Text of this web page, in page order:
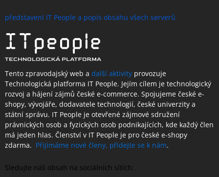
představení IT People a popis obsahu všech serverů
Tento zpravodajský web a další aktivity provozuje
Technologická platforma IT People. Jejím cílem je technologický
rozvoj a hájení zájmů české e-commerce. Spojujeme české e-
shopy, vývojáře, dodavatele technologií, české univerzity a
státní správu. IT People je otevřené zájmové sdružení
právnických osob a fyzických osob podnikajících, kde každý člen
má jeden hlas. Členství v IT People je pro české e-shopy
zdarma. Přijímáme nové členy, přidejte se k nám.
Sledujte náš obsah na sociálních sítích: